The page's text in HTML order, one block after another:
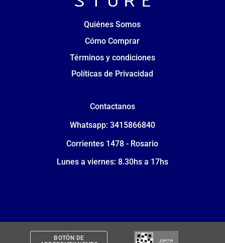
Quiénes Somos
Cómo Comprar
Términos y condiciones
Políticas de Privacidad
Contactanos
Whatsapp: 3415866840
Corrientes 1478 - Rosario
Lunes a viernes: 8.30hs a 17hs
BOTÓN DE